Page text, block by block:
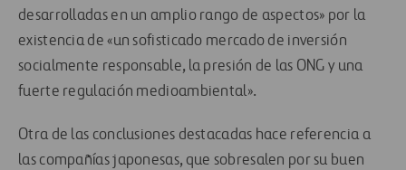
desarrolladas en un amplio rango de aspectos» por la
existencia de «un sofisticado mercado de inversión
socialmente responsable, la presión de las ONG y una
fuerte regulación medioambiental».
Otra de las conclusiones destacadas hace referencia a
las compañías japonesas, que sobresalen por su buen